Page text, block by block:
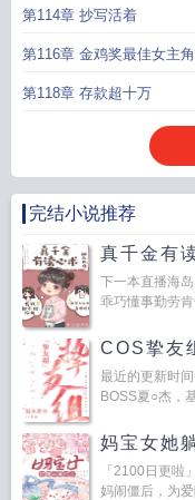
第114章 抄写活着
第116章 金鸡奖最佳女主角
第118章 存款超十万
完结小说推荐
真千金有
下一本直播海
乖巧懂事勤劳
COS挚友
最近的更新时
BOSS夏○杰，
妈宝女她
「2100日更啦
妈闹僵后，为